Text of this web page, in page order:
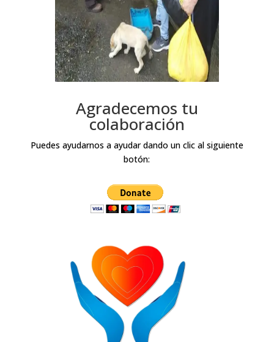
Agradecemos tu
colaboración
Puedes ayudarnos a ayudar dando un clic al siguiente
botón: